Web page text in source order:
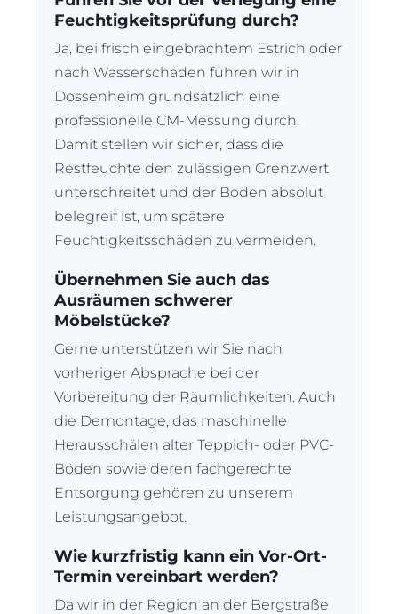
Feuchtigkeitsprüfung durch?
Ja, bei frisch eingebrachtem Estrich oder
nach Wasserschäden führen wir in
Dossenheim grundsätzlich eine
professionelle CM-Messung durch.
Damit stellen wir sicher, dass die
Restfeuchte den zulässigen Grenzwert
unterschreitet und der Boden absolut
belegreif ist, um spätere
Feuchtigkeitsschäden zu vermeiden.
Übernehmen Sie auch das
Ausräumen schwerer
Möbelstücke?
Gerne unterstützen wir Sie nach
vorheriger Absprache bei der
Vorbereitung der Räumlichkeiten. Auch
die Demontage, das maschinelle
Herausschälen alter Teppich- oder PVC-
Böden sowie deren fachgerechte
Entsorgung gehören zu unserem
Leistungsangebot.
Wie kurzfristig kann ein Vor-Ort-
Termin vereinbart werden?
Da wir in der Region an der Bergstraße